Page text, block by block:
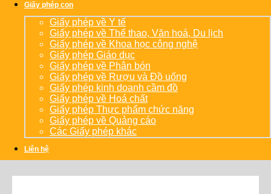
Giấy phép con
Giấy phép về Y tế
Giấy phép về Thể thao, Văn hoá, Du lịch
Giấy phép về Khoa học công nghệ
Giấy phép Giáo dục
Giấy phép về Phân bón
Giấy phép về Rượu và Đồ uống
Giấy phép kinh doanh cầm đồ
Giấy phép về Hoá chất
Giấy phép Thực phẩm chức năng
Giấy phép về Quảng cáo
Các Giấy phép khác
Liên hệ